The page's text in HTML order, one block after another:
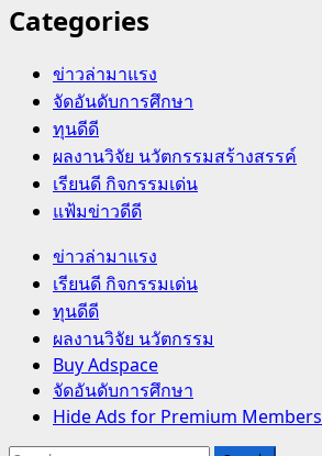
Categories
ข่าวล่ามาแรง
จัดอันดับการศึกษา
ทุนดีดี
ผลงานวิจัย นวัตกรรมสร้างสรรค์
เรียนดี กิจกรรมเด่น
แฟ้มข่าวดีดี
Primary
Menu
ข่าวล่ามาแรง
เรียนดี กิจกรรมเด่น
ทุนดีดี
ผลงานวิจัย นวัตกรรม
Buy Adspace
จัดอันดับการศึกษา
Hide Ads for Premium Members